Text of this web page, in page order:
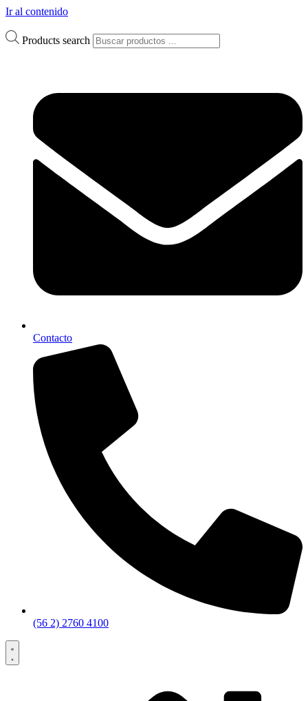
Ir al contenido
Products search
Contacto
(56 2) 2760 4100